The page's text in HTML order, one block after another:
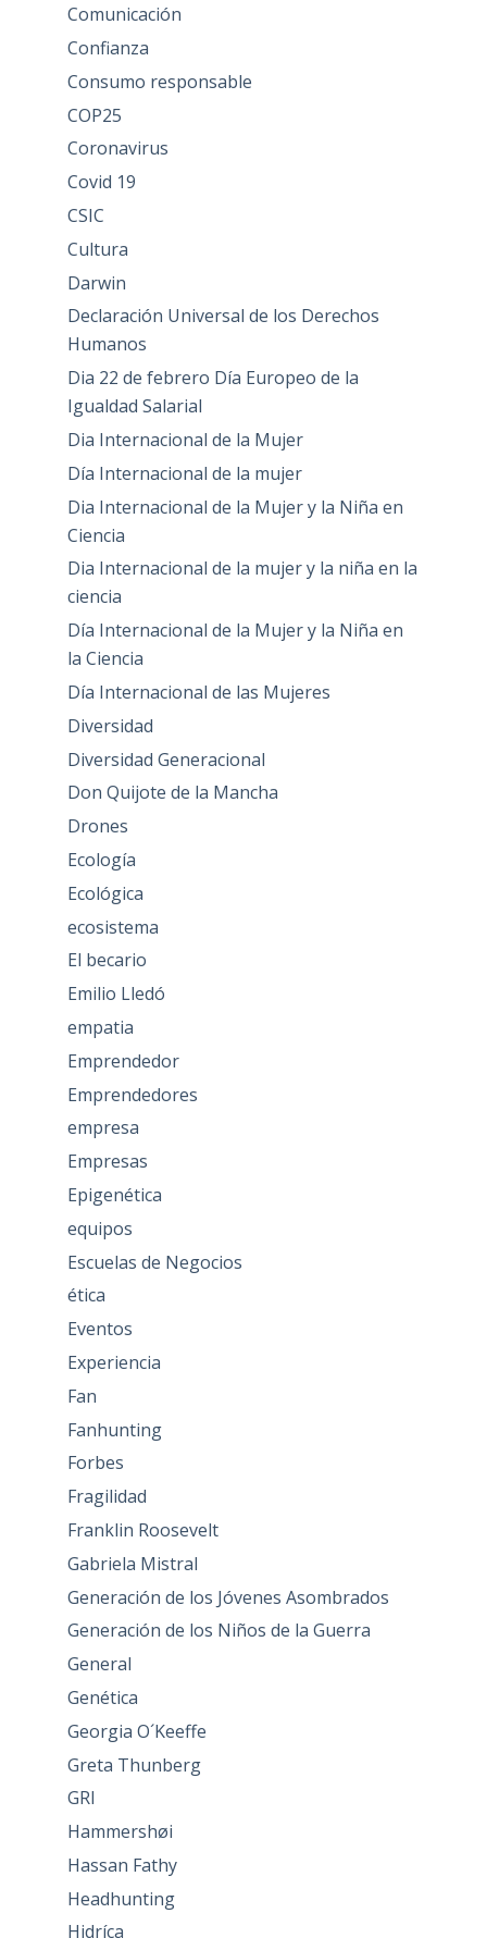
Comunicación
Confianza
Consumo responsable
COP25
Coronavirus
Covid 19
CSIC
Cultura
Darwin
Declaración Universal de los Derechos
Humanos
Dia 22 de febrero Día Europeo de la
Igualdad Salarial
Dia Internacional de la Mujer
Día Internacional de la mujer
Dia Internacional de la Mujer y la Niña en
Ciencia
Dia Internacional de la mujer y la niña en la
ciencia
Día Internacional de la Mujer y la Niña en
la Ciencia
Día Internacional de las Mujeres
Diversidad
Diversidad Generacional
Don Quijote de la Mancha
Drones
Ecología
Ecológica
ecosistema
El becario
Emilio Lledó
empatia
Emprendedor
Emprendedores
empresa
Empresas
Epigenética
equipos
Escuelas de Negocios
ética
Eventos
Experiencia
Fan
Fanhunting
Forbes
Fragilidad
Franklin Roosevelt
Gabriela Mistral
Generación de los Jóvenes Asombrados
Generación de los Niños de la Guerra
General
Genética
Georgia O´Keeffe
Greta Thunberg
GRI
Hammershøi
Hassan Fathy
Headhunting
Hidríca